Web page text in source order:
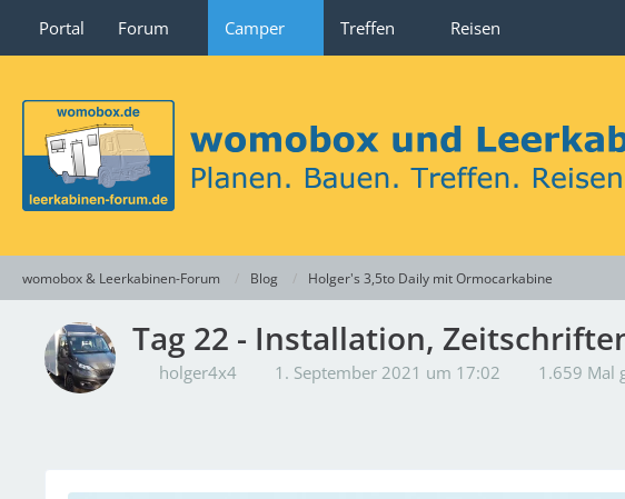
Portal Forum Camper Treffen Reisen
womobox & Leerkabinen-Forum Blog Holger's 3,5to Daily mit Ormocarkabine
Tag 22 - Installation,
holger4x4 1. September 2021 um 17:02 1.659 Mal